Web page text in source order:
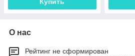
Купить
О нас
Рейтинг не сформирован